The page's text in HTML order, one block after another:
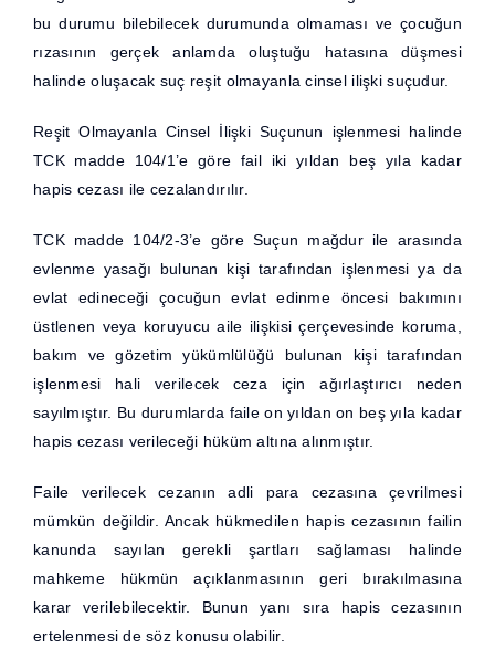
bu durumu bilebilecek durumunda olmaması ve çocuğun
rızasının gerçek anlamda oluştuğu hatasına düşmesi
halinde oluşacak suç reşit olmayanla cinsel ilişki suçudur.
Reşit Olmayanla Cinsel İlişki Suçunun işlenmesi halinde
TCK madde 104/1’e göre fail iki yıldan beş yıla kadar
hapis cezası ile cezalandırılır.
TCK madde 104/2-3’e göre Suçun mağdur ile arasında
evlenme yasağı bulunan kişi tarafından işlenmesi ya da
evlat edineceği çocuğun evlat edinme öncesi bakımını
üstlenen veya koruyucu aile ilişkisi çerçevesinde koruma,
bakım ve gözetim yükümlülüğü bulunan kişi tarafından
işlenmesi hali verilecek ceza için ağırlaştırıcı neden
sayılmıştır. Bu durumlarda faile on yıldan on beş yıla kadar
hapis cezası verileceği hüküm altına alınmıştır.
Faile verilecek cezanın adli para cezasına çevrilmesi
mümkün değildir. Ancak hükmedilen hapis cezasının failin
kanunda sayılan gerekli şartları sağlaması halinde
mahkeme hükmün açıklanmasının geri bırakılmasına
karar verilebilecektir. Bunun yanı sıra hapis cezasının
ertelenmesi de söz konusu olabilir.